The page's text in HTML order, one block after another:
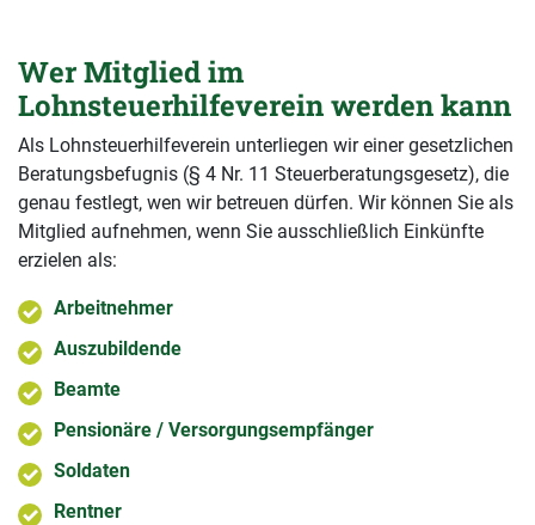
Wer Mitglied im
Lohnsteuerhilfeverein werden kann
Als Lohnsteuerhilfeverein unterliegen wir einer gesetzlichen
Beratungsbefugnis (§ 4 Nr. 11 Steuerberatungsgesetz), die
genau festlegt, wen wir betreuen dürfen. Wir können Sie als
Mitglied aufnehmen, wenn Sie ausschließlich Einkünfte
erzielen als:
Arbeitnehmer
Auszubildende
Beamte
Pensionäre / Versorgungsempfänger
Soldaten
Rentner